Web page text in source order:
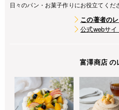
日々のパン・お菓子作りにお役立てくだ
この著者の
公式webサイ
富澤商店 の